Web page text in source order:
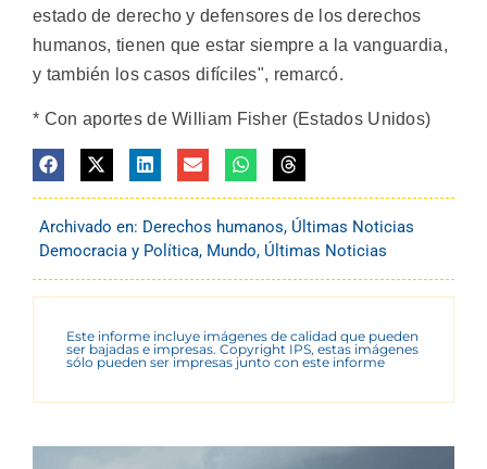
estado de derecho y defensores de los derechos
humanos, tienen que estar siempre a la vanguardia,
y también los casos difíciles", remarcó.
* Con aportes de William Fisher (Estados Unidos)
Archivado en: Derechos humanos, Últimas Noticias
Democracia y Política, Mundo, Últimas Noticias
Este informe incluye imágenes de calidad que pueden
ser bajadas e impresas. Copyright IPS, estas imágenes
sólo pueden ser impresas junto con este informe